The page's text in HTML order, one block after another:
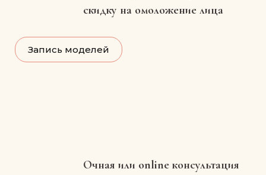
скидку на омоложение лица
Запись моделей
Очная или online консультация